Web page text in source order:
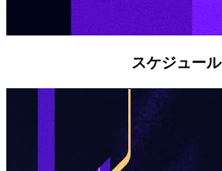
スケジュール